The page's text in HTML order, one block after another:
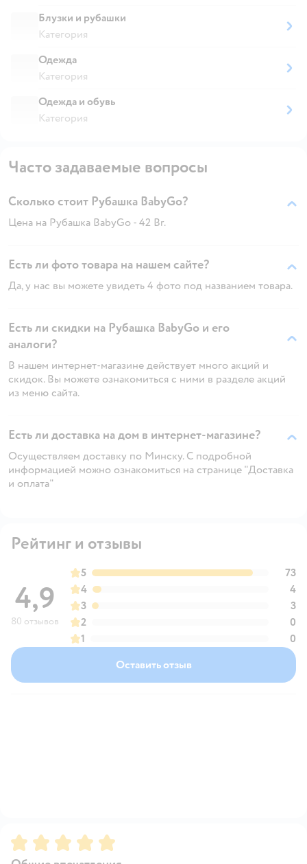
Блузки и рубашки
Категория
Одежда
Категория
Одежда и обувь
Категория
Часто задаваемые вопросы
Сколько стоит Рубашка BabyGo?
Цена на Рубашка BabyGo - 42 Br.
Есть ли фото товара на нашем сайте?
Да, у нас вы можете увидеть 4 фото под названием товара.
Есть ли скидки на Рубашка BabyGo и его
аналоги?
В нашем интернет-магазине действует много акций и
скидок. Вы можете ознакомиться с ними в разделе акций
из меню сайта.
Есть ли доставка на дом в интернет-магазине?
Осуществляем доставку по Минску. С подробной
информацией можно ознакомиться на странице "Доставка
и оплата"
Рейтинг и отзывы
4,9
80 отзывов
5
73
4
4
3
3
2
0
1
0
Оставить отзыв
Рейтинг:5